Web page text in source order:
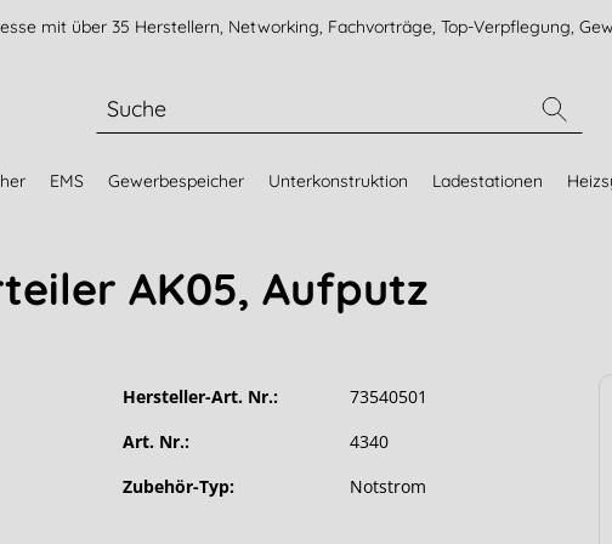
mit über 35 Herstellern, Networking, Fachvorträge, Top-Verpflegung,
EMS Gewerbespeicher Unterkonstruktion Ladestationen
AK05, Aufputz
Hersteller-Art. Nr.:
73540501
Art. Nr.:
4340
Zubehör-Typ:
Notstrom